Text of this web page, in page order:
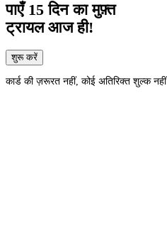
पाएँ 15 दिन का मुफ़्त
ट्रायल आज ही!
शुरू करें
कार्ड की ज़रूरत नहीं, कोई अतिरिक्त शुल्क नहीं